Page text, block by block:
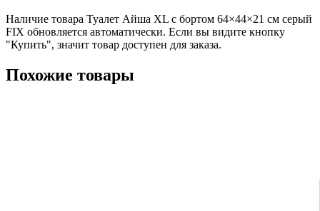
Наличие товара Туалет Айша XL с бортом 64×44×21 см серый
FIX обновляется автоматически. Если вы видите кнопку
"Купить", значит товар доступен для заказа.
Похожие товары